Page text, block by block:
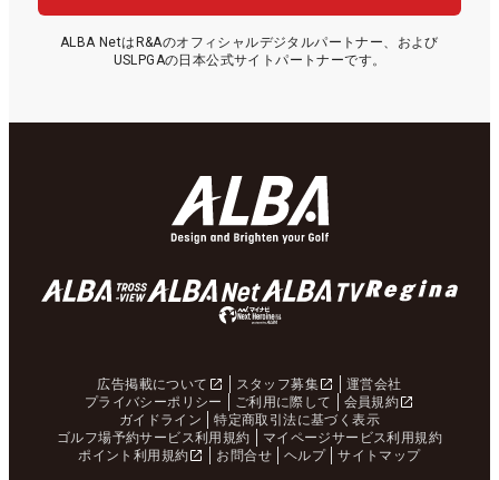
ALBA NetはR&Aのオフィシャルデジタルパートナー、および
USLPGAの日本公式サイトパートナーです。
広告掲載について スタッフ募集
運営会社
プライバシーポリシー
ご利用に際して
会員規約
ガイドライン
特定商取引法に基づく表示
ゴルフ場予約サービス利用規約
マイページサービス利用規約
ポイント利用規約
お問合せ ヘルプ サイトマップ